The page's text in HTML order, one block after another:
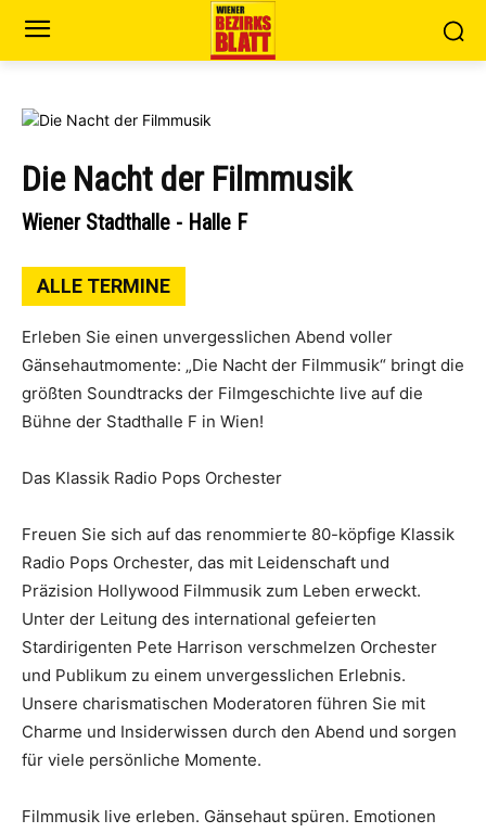
Die Nacht der Filmmusik
Wiener Stadthalle - Halle F
ALLE TERMINE
Erleben Sie einen unvergesslichen Abend voller
Gänsehautmomente: „Die Nacht der Filmmusik“ bringt die
größten Soundtracks der Filmgeschichte live auf die
Bühne der Stadthalle F in Wien!
Das Klassik Radio Pops Orchester
Freuen Sie sich auf das renommierte 80-köpfige Klassik
Radio Pops Orchester, das mit Leidenschaft und
Präzision Hollywood Filmmusik zum Leben erweckt.
Unter der Leitung des international gefeierten
Stardirigenten Pete Harrison verschmelzen Orchester
und Publikum zu einem unvergesslichen Erlebnis.
Unsere charismatischen Moderatoren führen Sie mit
Charme und Insiderwissen durch den Abend und sorgen
für viele persönliche Momente.
Filmmusik live erleben. Gänsehaut spüren. Emotionen